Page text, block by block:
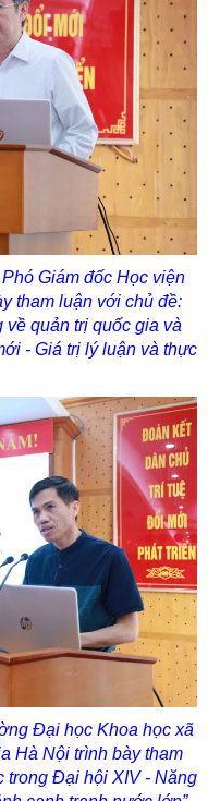
Giám đốc Học viện
tham luận với chủ đề:
quản trị quốc gia và
- Giá trị lý luận và thực
Đại học Khoa học xã
Hà Nội trình bày tham
trong Đại hội XIV - Năng